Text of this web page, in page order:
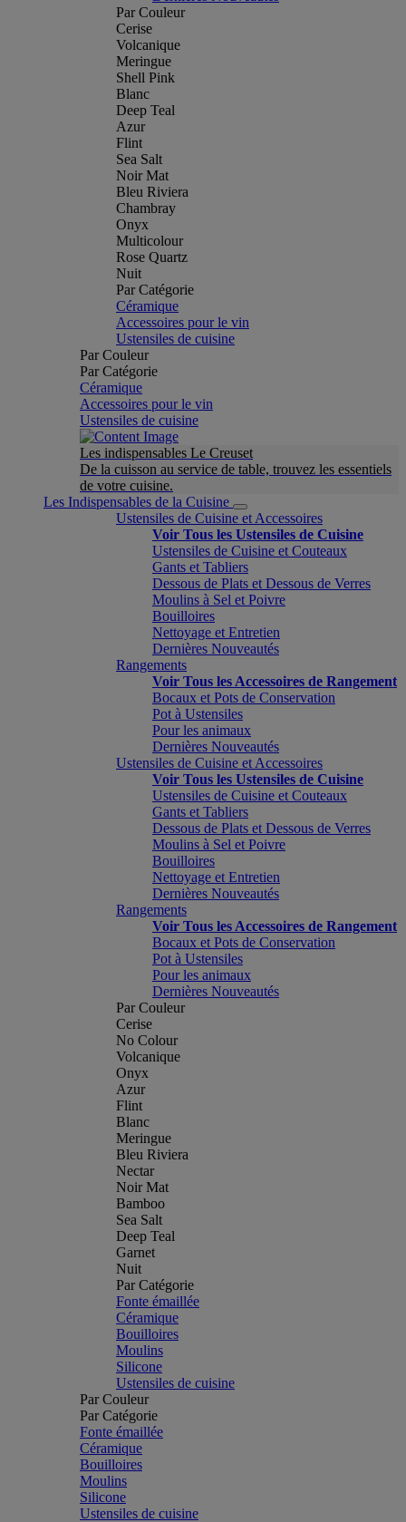
Par Couleur
Cerise
Volcanique
Meringue
Shell Pink
Blanc
Deep Teal
Azur
Flint
Sea Salt
Noir Mat
Bleu Riviera
Chambray
Onyx
Multicolour
Rose Quartz
Nuit
Par Catégorie
Céramique
Accessoires pour le vin
Ustensiles de cuisine
Par Couleur
Par Catégorie
Céramique
Accessoires pour le vin
Ustensiles de cuisine
Les indispensables Le Creuset
De la cuisson au service de table, trouvez les essentiels
de votre cuisine.
Les Indispensables de la Cuisine
Ustensiles de Cuisine et Accessoires
Voir Tous les Ustensiles de Cuisine
Ustensiles de Cuisine et Couteaux
Gants et Tabliers
Dessous de Plats et Dessous de Verres
Moulins à Sel et Poivre
Bouilloires
Nettoyage et Entretien
Dernières Nouveautés
Rangements
Voir Tous les Accessoires de Rangement
Bocaux et Pots de Conservation
Pot à Ustensiles
Pour les animaux
Dernières Nouveautés
Ustensiles de Cuisine et Accessoires
Voir Tous les Ustensiles de Cuisine
Ustensiles de Cuisine et Couteaux
Gants et Tabliers
Dessous de Plats et Dessous de Verres
Moulins à Sel et Poivre
Bouilloires
Nettoyage et Entretien
Dernières Nouveautés
Rangements
Voir Tous les Accessoires de Rangement
Bocaux et Pots de Conservation
Pot à Ustensiles
Pour les animaux
Dernières Nouveautés
Par Couleur
Cerise
No Colour
Volcanique
Onyx
Azur
Flint
Blanc
Meringue
Bleu Riviera
Nectar
Noir Mat
Bamboo
Sea Salt
Deep Teal
Garnet
Nuit
Par Catégorie
Fonte émaillée
Céramique
Bouilloires
Moulins
Silicone
Ustensiles de cuisine
Par Couleur
Par Catégorie
Fonte émaillée
Céramique
Bouilloires
Moulins
Silicone
Ustensiles de cuisine